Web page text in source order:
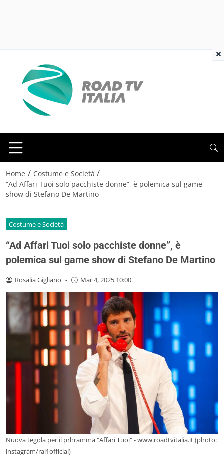
Home / Costume e Società /
“Ad Affari Tuoi solo pacchiste donne”, è polemica sul game
show di Stefano De Martino
Costume e Società
“Ad Affari Tuoi solo pacchiste donne”, è
polemica sul game show di Stefano De Martino
Rosalia Gigliano - Mar 4, 2025 10:00
Nuova tegola per il prhramma "Affari Tuoi" - www.roadtvitalia.it (photo:
instagram/rai1official)
×